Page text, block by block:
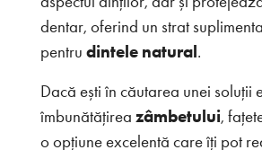
dentar, oferind un strat
pentru dintele natural.
Dacă ești în căutarea unei soluții
îmbunătățirea zâmbetului,
o opțiune excelentă care îți pot